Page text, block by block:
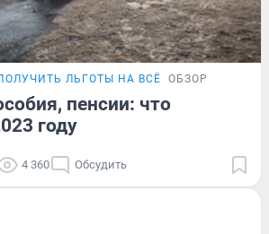
ЛЬГОТЫ НА ВСЁ ОБЗОР
пенсии: что
году
4 360 Обсудить